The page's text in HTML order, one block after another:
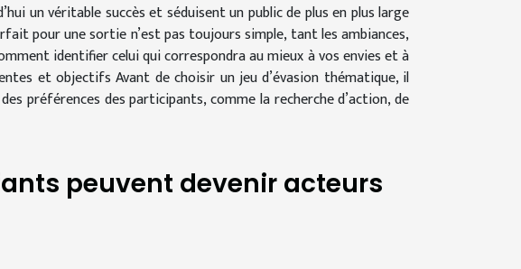
un véritable succès et séduisent un public de plus en plus large
pour une sortie n’est pas toujours simple, tant les ambiances,
identifier celui qui correspondra au mieux à vos envies et à
et objectifs Avant de choisir un jeu d’évasion thématique, il
préférences des participants, comme la recherche d’action, de
peuvent devenir acteurs